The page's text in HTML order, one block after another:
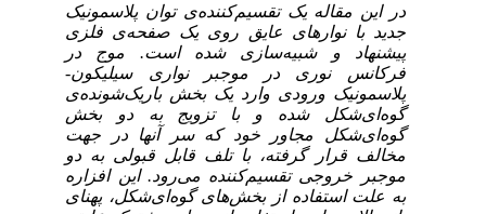
در این مقاله یک تقسیم‌کننده‌ی توان پلاسمونیک
جدید با نوارهای عایق روی یک صفحه‌ی فلزی
پیشنهاد و شبیه‌سازی شده است. موج در
فرکانس نوری در موجبر نواری سیلیکون-‌
پلاسمونیک ورودی وارد یک بخش باریک‌شونده‌ی
گوه‌ای‌شکل شده و با تزویج به دو بخش
گوه‌ای‌شکل مجاور خود که سر آنها در جهت
مخالف قرار گرفته، با تلف قابل قبولی به دو
موجبر خروجی تقسیم‌کننده می‌رود. این افزاره
به علت استفاده از بخش‌های گوه‌ای‌شکل، پهنای